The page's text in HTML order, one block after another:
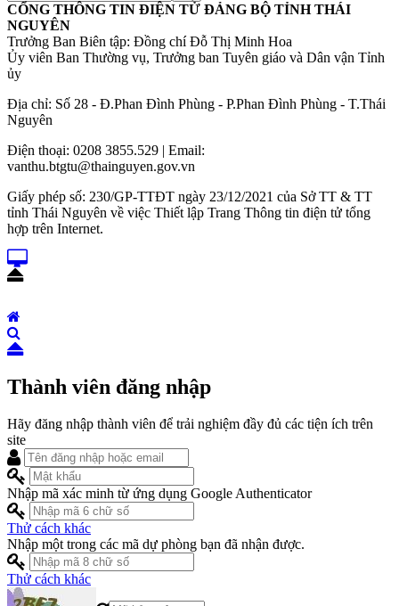
CỔNG THÔNG TIN ĐIỆN TỬ ĐẢNG BỘ TỈNH THÁI
NGUYÊN
Trưởng Ban Biên tập: Đồng chí Đỗ Thị Minh Hoa
Ủy viên Ban Thường vụ, Trưởng ban Tuyên giáo và Dân vận Tỉnh
ủy
Địa chỉ: Số 28 - Đ.Phan Đình Phùng - P.Phan Đình Phùng - T.Thái
Nguyên
Điện thoại: 0208 3855.529 | Email:
vanthu.btgtu@thainguyen.gov.vn
Giấy phép số: 230/GP-TTĐT ngày 23/12/2021 của Sở TT & TT
tỉnh Thái Nguyên về việc Thiết lập Trang Thông tin điện tử tổng
hợp trên Internet.
Thành viên đăng nhập
Hãy đăng nhập thành viên để trải nghiệm đầy đủ các tiện ích trên
site
Nhập mã xác minh từ ứng dụng Google Authenticator
Thử cách khác
Nhập một trong các mã dự phòng bạn đã nhận được.
Thử cách khác